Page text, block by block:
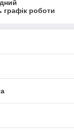
графік роботи